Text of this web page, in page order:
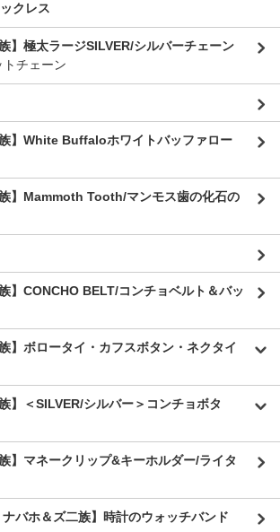
クレス
】極太ラージSILVER/シルバーチェーン
チェーン
】White Buffaloホワイトバッファロー
】Mammoth Tooth/マンモス歯の化石の
】CONCHO BELT/コンチョベルト＆バッ
】ボロータイ・カフスボタン・ネクタイ
】＜SILVER/シルバー＞コンチョボタ
】マネークリップ&キーホルダー/ライタ
バホ＆ズ二族】時計のウォッチバンド